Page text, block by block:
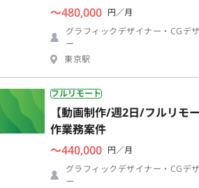
〜480,000 円／月
グラフィックデザイナー・CGデ
ー
東京駅
フルリモート
【動画制作/週2日/フルリモ
作業務案件
〜440,000 円／月
グラフィックデザイナー・CGデ
ー